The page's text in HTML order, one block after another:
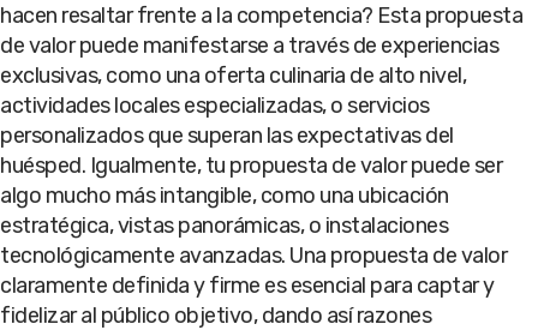
hacen resaltar frente a la competencia? Esta propuesta
de valor puede manifestarse a través de experiencias
exclusivas, como una oferta culinaria de alto nivel,
actividades locales especializadas, o servicios
personalizados que superan las expectativas del
huésped. Igualmente, tu propuesta de valor puede ser
algo mucho más intangible, como una ubicación
estratégica, vistas panorámicas, o instalaciones
tecnológicamente avanzadas. Una propuesta de valor
claramente definida y firme es esencial para captar y
fidelizar al público objetivo, dando así razones